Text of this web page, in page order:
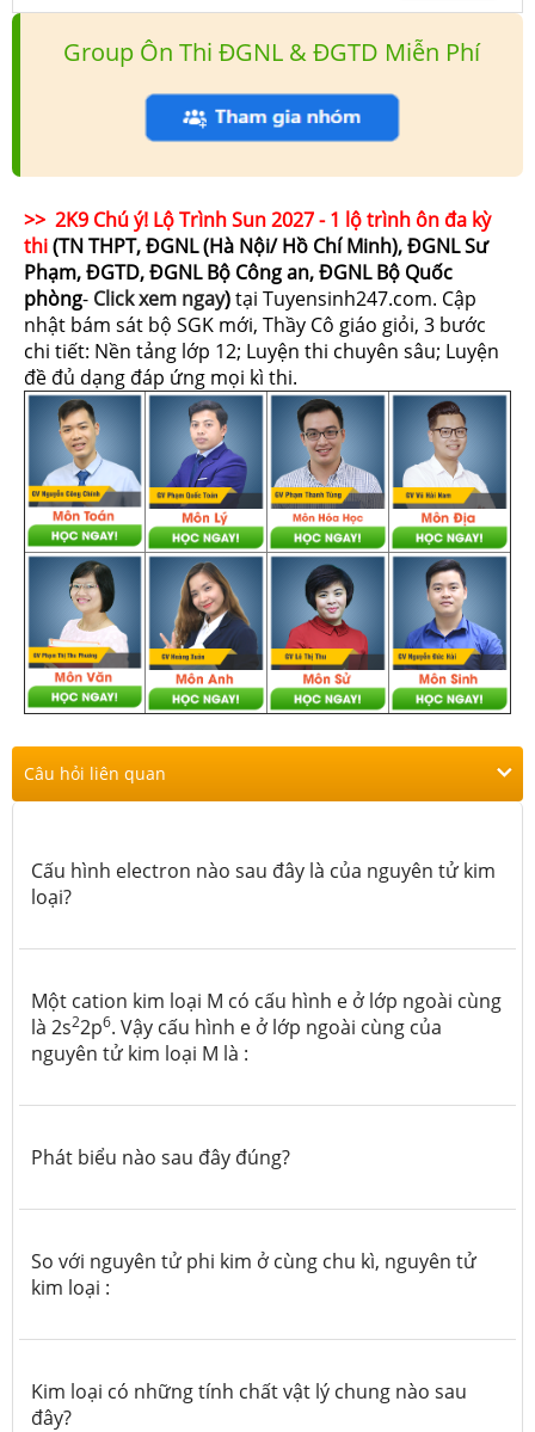
Group Ôn Thi ĐGNL & ĐGTD Miễn Phí
>> 2K9 Chú ý! Lộ Trình Sun 2027 - 1 lộ trình ôn đa kỳ
thi(TN THPT, ĐGNL (Hà Nội/ Hồ Chí Minh), ĐGNL Sư
Phạm, ĐGTD, ĐGNL Bộ Công an, ĐGNL Bộ Quốc
phòng- Click xem ngay)tại Tuyensinh247.com. Cập
nhật bám sát bộ SGK mới, Thầy Cô giáo giỏi, 3 bước
chi tiết: Nền tảng lớp 12; Luyện thi chuyên sâu; Luyện
đề đủ dạng đáp ứng mọi kì thi.
Câu hỏi liên quan
Cấu hình electron nào sau đây là của nguyên tử kim
loại?
Một cation kim loại M có cấu hình e ở lớp ngoài cùng
là 2s22p6. Vậy cấu hình e ở lớp ngoài cùng của
nguyên tử kim loại M là :
Phát biểu nào sau đây đúng?
So với nguyên tử phi kim ở cùng chu kì, nguyên tử
kim loại :
Kim loại có những tính chất vật lý chung nào sau
đây?